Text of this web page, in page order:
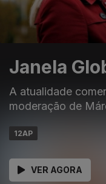
Janela
A atualidade
moderação de
12AP
VER AGORA